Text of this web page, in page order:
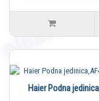
Haier Podna